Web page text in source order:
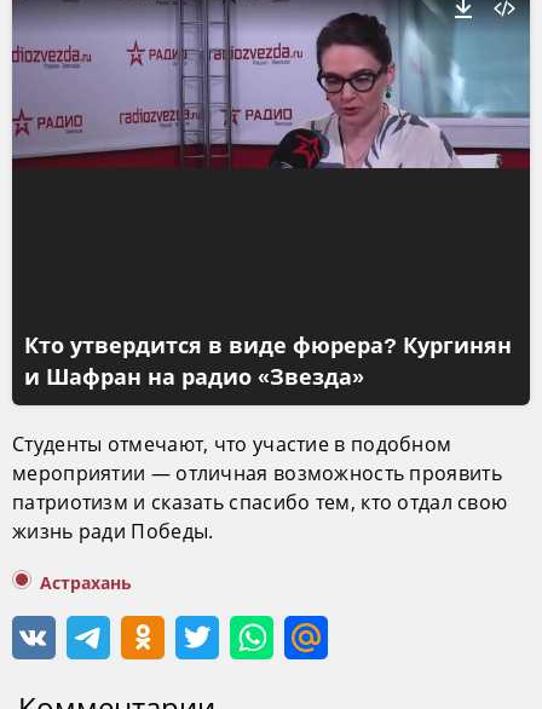
Кто утвердится в виде фюрера? Кургинян
и Шафран на радио «Звезда»
Студенты отмечают, что участие в подобном
мероприятии — отличная возможность проявить
патриотизм и сказать спасибо тем, кто отдал свою
жизнь ради Победы.
Астрахань